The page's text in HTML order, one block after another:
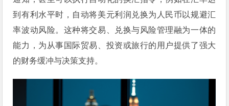
到有利水平时，自动将美元利润兑换为人民币以规避汇
率波动风险。这种将交易、兑换与风险管理融为一体的
能力，为从事国际贸易、投资或旅行的用户提供了强大
的财务缓冲与决策支持。